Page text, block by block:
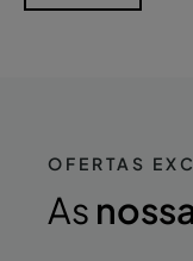
OFERTAS
As